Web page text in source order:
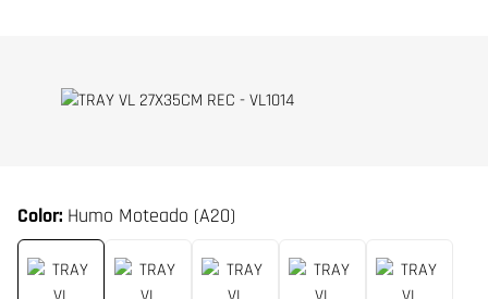
Color: Humo Moteado (A20)